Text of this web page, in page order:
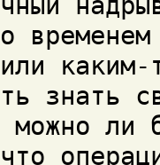
временем
каким-
знать
можно ли